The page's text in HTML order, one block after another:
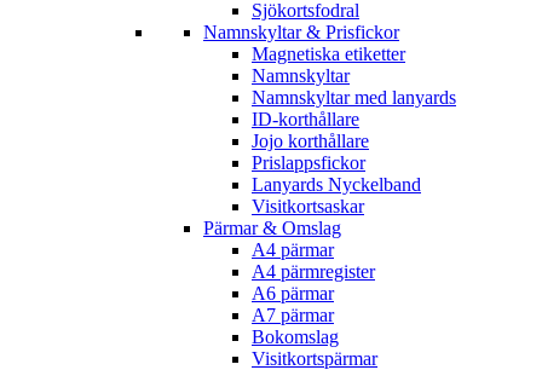
Sjökortsfodral
Namnskyltar & Prisfickor
Magnetiska etiketter
Namnskyltar
Namnskyltar med lanyards
ID-korthållare
Jojo korthållare
Prislappsfickor
Lanyards Nyckelband
Visitkortsaskar
Pärmar & Omslag
A4 pärmar
A4 pärmregister
A6 pärmar
A7 pärmar
Bokomslag
Visitkortspärmar